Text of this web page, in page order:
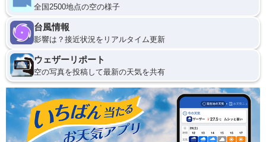
全国2500地点の空の様子
台風情報
影響は？接近状況をリアルタイム更新
ウェザーリポート
空の写真を投稿して最新の天気を共有